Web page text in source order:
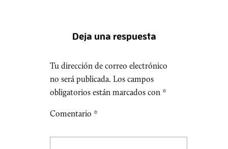
Deja una respuesta
Tu dirección de correo electrónico
no será publicada. Los campos
obligatorios están marcados con *
Comentario *